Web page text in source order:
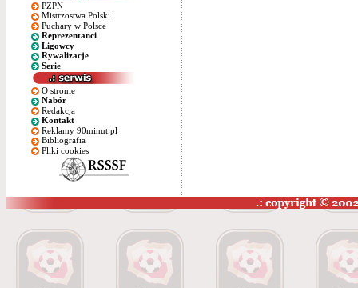
PZPN
Mistrzostwa Polski
Puchary w Polsce
Reprezentanci
Ligowcy
Rywalizacje
Serie
O stronie
Nabór
Redakcja
Kontakt
Reklamy 90minut.pl
Bibliografia
Pliki cookies